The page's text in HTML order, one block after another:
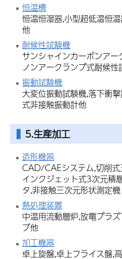
恒温槽
恒温恒湿器,小型超低温恒
他
耐候性試験機
サンシャインカーボンア
ノンアークランプ式耐候性
振動試験機
大変位振動試験機,落下衝
式非接触振動計他
5.生産加工
造形機器
CAD/CAEシステム,切削
インクジェット式3次元積
タ,非接触三次元形状測定
熱処理装置
中温用流動層炉,放電プラ
ブ他
加工機器
卓上旋盤,卓上フライス盤,